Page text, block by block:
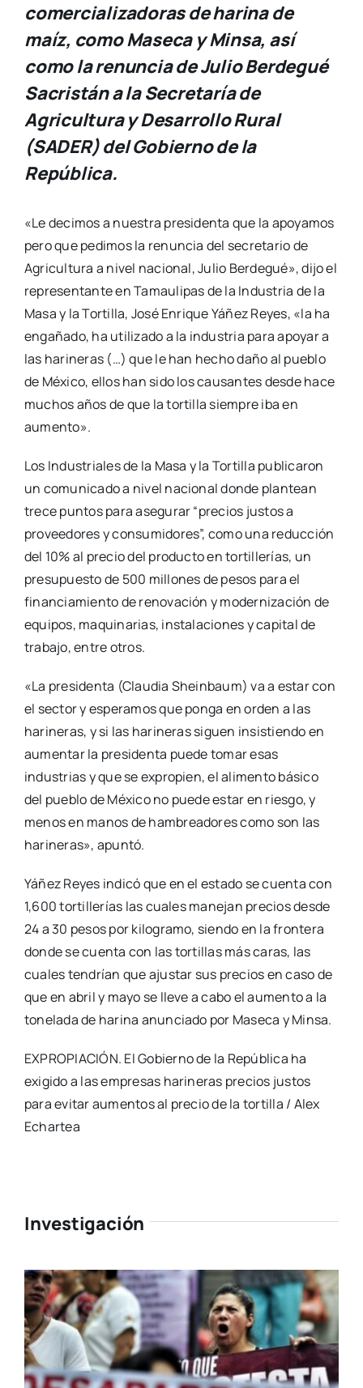
comercializadoras de harina de
maíz, como Maseca y Minsa, así
como la renuncia de Julio Berdegué
Sacristán a la Secretaría de
Agricultura y Desarrollo Rural
(SADER) del Gobierno de la
República.
«Le decimos a nuestra presidenta que la apoyamos
pero que pedimos la renuncia del secretario de
Agricultura a nivel nacional, Julio Berdegué», dijo el
representante en Tamaulipas de la Industria de la
Masa y la Tortilla, José Enrique Yáñez Reyes, «la ha
engañado, ha utilizado a la industria para apoyar a
las harineras (…) que le han hecho daño al pueblo
de México, ellos han sido los causantes desde hace
muchos años de que la tortilla siempre iba en
aumento».
Los Industriales de la Masa y la Tortilla publicaron
un comunicado a nivel nacional donde plantean
trece puntos para asegurar “precios justos a
proveedores y consumidores”, como una reducción
del 10% al precio del producto en tortillerías, un
presupuesto de 500 millones de pesos para el
financiamiento de renovación y modernización de
equipos, maquinarias, instalaciones y capital de
trabajo, entre otros.
«La presidenta (Claudia Sheinbaum) va a estar con
el sector y esperamos que ponga en orden a las
harineras, y si las harineras siguen insistiendo en
aumentar la presidenta puede tomar esas
industrias y que se expropien, el alimento básico
del pueblo de México no puede estar en riesgo, y
menos en manos de hambreadores como son las
harineras», apuntó.
Yáñez Reyes indicó que en el estado se cuenta con
1,600 tortillerías las cuales manejan precios desde
24 a 30 pesos por kilogramo, siendo en la frontera
donde se cuenta con las tortillas más caras, las
cuales tendrían que ajustar sus precios en caso de
que en abril y mayo se lleve a cabo el aumento a la
tonelada de harina anunciado por Maseca y Minsa.
EXPROPIACIÓN. El Gobierno de la República ha
exigido a las empresas harineras precios justos
para evitar aumentos al precio de la tortilla / Alex
Echartea
Investigación